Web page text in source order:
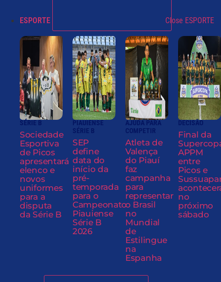
ESPORTE Close ESPORTE
SÉRIE B
Sociedade
Esportiva
de Picos
apresentará
elenco e
novos
uniformes
para a
disputa
da Série B
PIAUIENSE
SÉRIE B
SEP
define
data do
início da
pré-
temporada
para o
Campeonato
Piauiense
Série B
2026
AJUDA PARA
COMPETIR
Atleta de
Valença
do Piauí
faz
campanha
para
representar
o Brasil
no
Mundial
de
Estilingue
na
Espanha
DECISÃO
Final da
APPM
entre
Picos e
no
próximo
sábado